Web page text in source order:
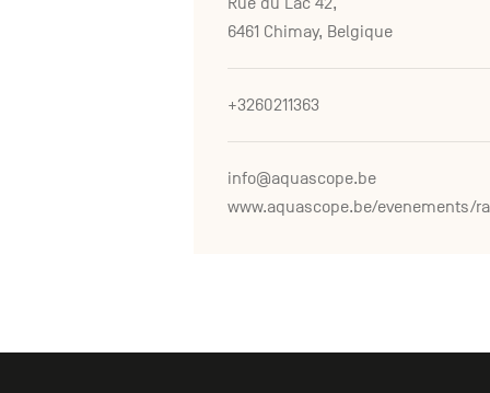
6461 Chimay, Belgique
+3260211363
info@aquascope.be